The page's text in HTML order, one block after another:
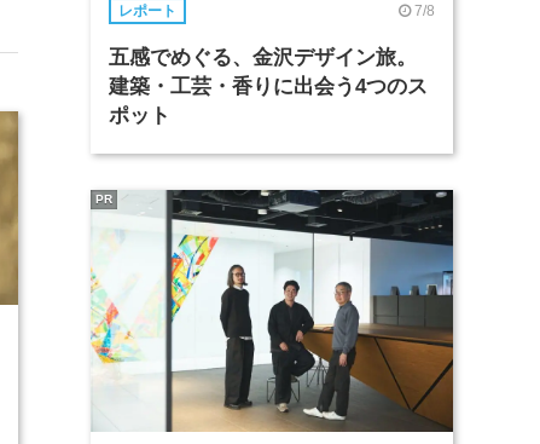
レポート 7/8
五感でめぐる、金沢デザイン旅。
建築・工芸・香りに出会う4つのス
ポット
PR